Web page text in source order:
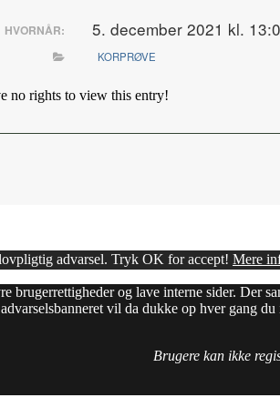
HVORNÅR: 5. december 2021 kl.
KORPRØVE
no rights to view this entry!
advarsel. Tryk OK for accept! Mere
brugerrettigheder og lave interne sider.
vil da dukke op hver gang
Brugere kan ikke